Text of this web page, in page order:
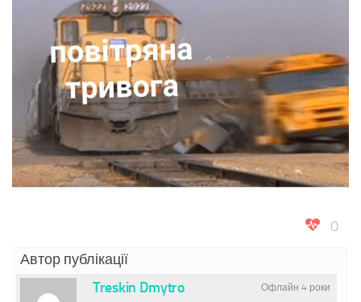
0
Автор публікації
Офлайн 4 роки
Treskin Dmytro